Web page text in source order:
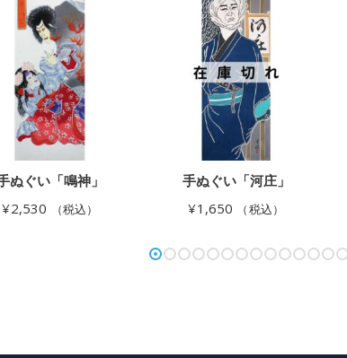
ぬぐい「鳴神」
¥2,530 （税込）
手ぬぐい「河庄」
¥1,650 （税込）